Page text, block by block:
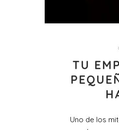
TU
Uno de los